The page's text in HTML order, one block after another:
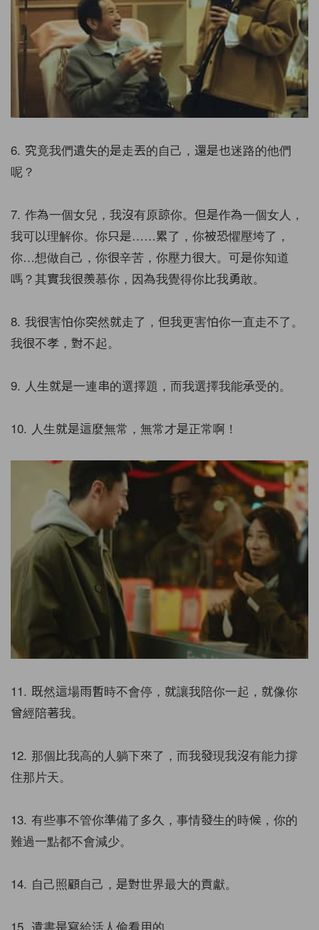
6. 究竟我們遺失的是走丟的自己，還是也迷路的他們
呢？
7. 作為一個女兒，我沒有原諒你。但是作為一個女人，
我可以理解你。你只是……累了，你被恐懼壓垮了，
你…想做自己，你很辛苦，你壓力很大。可是你知道
嗎？其實我很羨慕你，因為我覺得你比我勇敢。
8. 我很害怕你突然就走了，但我更害怕你一直走不了。
我很不孝，對不起。
9. 人生就是一連串的選擇題，而我選擇我能承受的。
10. 人生就是這麼無常，無常才是正常啊！
11. 既然這場雨暫時不會停，就讓我陪你一起，就像你
曾經陪著我。
12. 那個比我高的人躺下來了，而我發現我沒有能力撐
住那片天。
13. 有些事不管你準備了多久，事情發生的時候，你的
難過一點都不會減少。
14. 自己照顧自己，是對世界最大的貢獻。
15. 遺書是寫給活人偷看用的。